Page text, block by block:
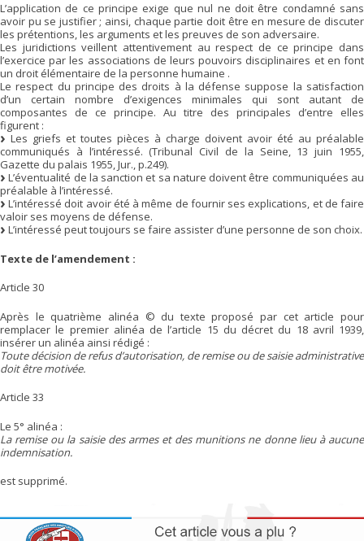
L’application de ce principe exige que nul ne doit être condamné sans
avoir pu se justifier ; ainsi, chaque partie doit être en mesure de discuter
les prétentions, les arguments et les preuves de son adversaire.
Les juridictions veillent attentivement au respect de ce principe dans
l’exercice par les associations de leurs pouvoirs disciplinaires et en font
un droit élémentaire de la personne humaine .
Le respect du principe des droits à la défense suppose la satisfaction
d’un certain nombre d’exigences minimales qui sont autant de
composantes de ce principe. Au titre des principales d’entre elles
figurent :
Les griefs et toutes pièces à charge doivent avoir été au préalable
communiqués à l’intéressé. (Tribunal Civil de la Seine, 13 juin 1955,
Gazette du palais 1955, Jur., p.249).
L’éventualité de la sanction et sa nature doivent être communiquées au
préalable à l’intéressé.
L’intéressé doit avoir été à même de fournir ses explications, et de faire
valoir ses moyens de défense.
L’intéressé peut toujours se faire assister d’une personne de son choix.
Texte de l’amendement :
Article 30
Après le quatrième alinéa © du texte proposé par cet article pour
remplacer le premier alinéa de l’article 15 du décret du 18 avril 1939,
insérer un alinéa ainsi rédigé :
Toute décision de refus d’autorisation, de remise ou de saisie administrative
doit être motivée.
Article 33
Le 5° alinéa :
La remise ou la saisie des armes et des munitions ne donne lieu à aucune
indemnisation.
est supprimé.